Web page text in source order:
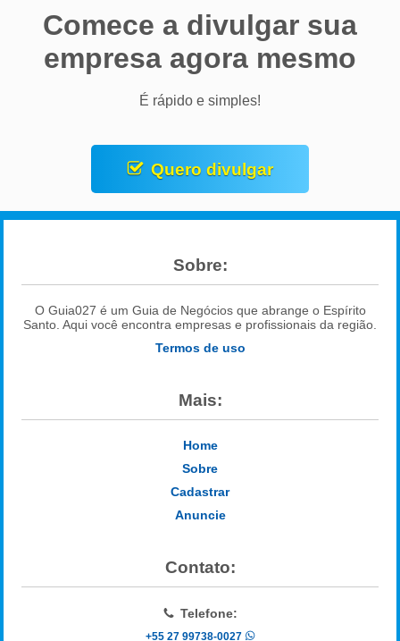
Comece a divulgar sua
empresa agora mesmo
É rápido e simples!
Quero divulgar
Sobre:
O Guia027 é um Guia de Negócios que abrange o Espírito
Santo. Aqui você encontra empresas e profissionais da região.
Termos de uso
Mais:
Home
Sobre
Cadastrar
Anuncie
Contato:
Telefone:
+55 27 99738-0027